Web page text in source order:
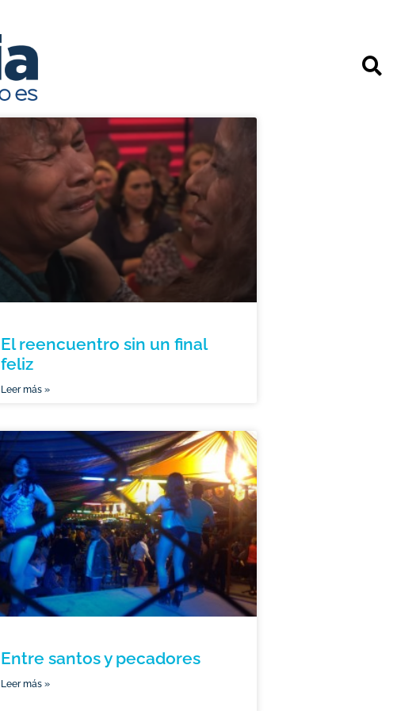
El reencuentro sin un final
feliz
Leer más »
Entre santos y pecadores
Leer más »